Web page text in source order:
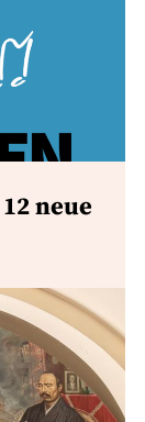
neue